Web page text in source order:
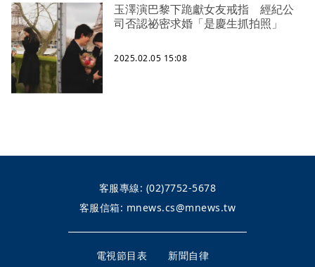
玉澤演巴黎下跪獻女友戒指 經紀公
司否認祕密求婚「是慶生抓拍照」
2025.02.05 15:08
客服專線: (02)7752-5678
客服信箱: mnews.cs@mnews.tw
電視節目表
新聞自律